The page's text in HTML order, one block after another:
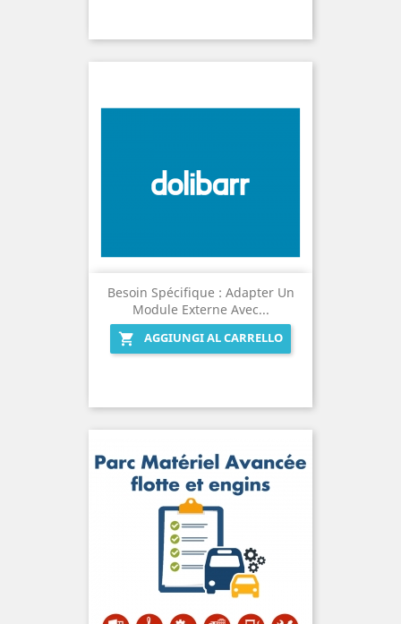
Besoin Spécifique : Adapter Un
Module Externe Avec...

AGGIUNGI AL CARRELLO